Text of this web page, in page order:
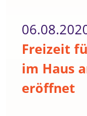
Freizeit
im Haus
eröffnet